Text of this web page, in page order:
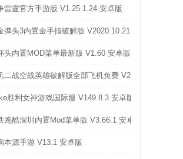
雷霆官方手游版 V1.25.1.24 安卓版
弹头3内置金手指破解版 V2020.10.21.15 安卓版
头内置MOD菜单最新版 V1.60 安卓版
二战空战英雄破解版全部飞机免费 V2.3.9 安卓版
胜利女神游戏国际服 V149.8.3 安卓版
跑酷深圳内置Mod菜单版 V3.66.1 安卓版
本源手游 V13.1 安卓版